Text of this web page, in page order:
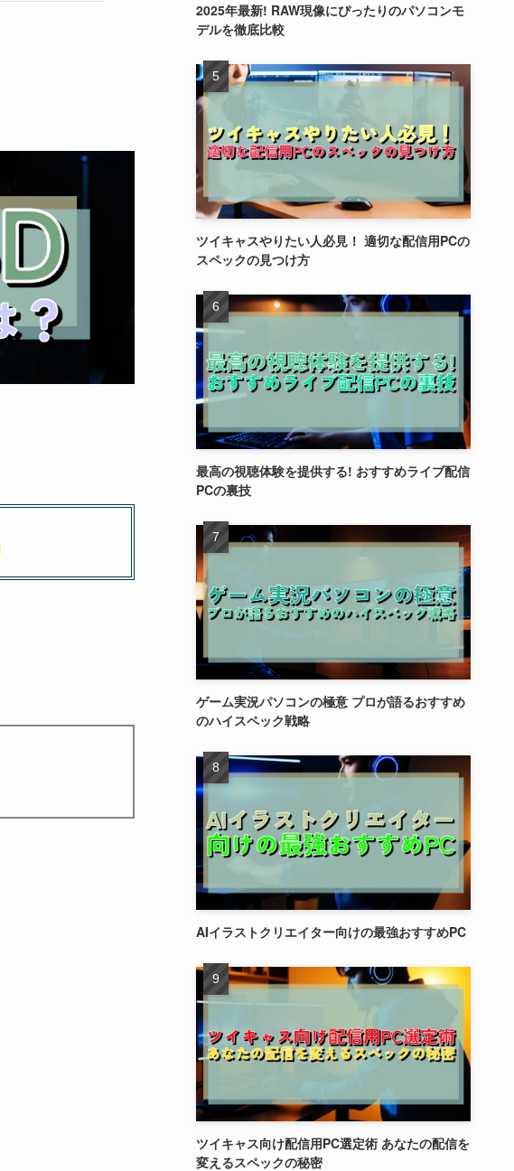
2025年最新! RAW現像にぴったりのパソコンモ
デルを徹底比較
ツイキャスやりたい人必見！ 適切な配信用PCの
スペックの見つけ方
最高の視聴体験を提供する! おすすめライブ配信
PCの裏技
ゲーム実況パソコンの極意 プロが語るおすすめ
のハイスペック戦略
AIイラストクリエイター向けの最強おすすめPC
ツイキャス向け配信用PC選定術 あなたの配信を
変えるスペックの秘密